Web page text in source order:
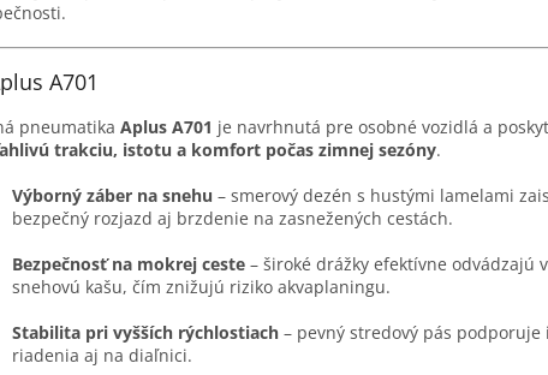
A701
pneumatika Aplus A701 je navrhnutá pre osobné vozidlá a
trakciu, istotu a komfort počas zimnej sezóny.
Výborný záber na snehu – smerový dezén s hustými lamelami
bezpečný rozjazd aj brzdenie na zasnežených cestách.
Bezpečnosť na mokrej ceste – široké drážky efektívne odvádzajú
snehovú kašu, čím znižujú riziko akvaplaningu.
Stabilita pri vyšších rýchlostiach – pevný stredový pás podporuje
riadenia aj na diaľnici.